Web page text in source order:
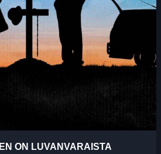
ON LUVANVARAISTA